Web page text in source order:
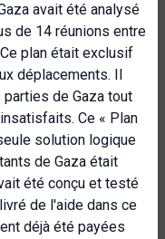
avait été analysé
de 14 réunions entre
plan était exclusif
déplacements. Il
de Gaza tout
Ce « Plan
solution logique
de Gaza était
été conçu et testé
de l'aide dans ce
déjà été payées